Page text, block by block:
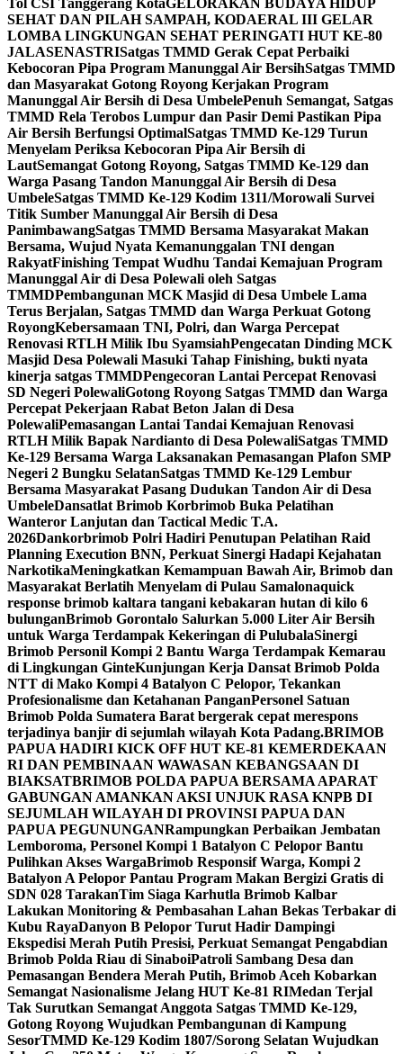
Tol CSI Tanggerang KotaGELORAKAN BUDAYA HIDUP
SEHAT DAN PILAH SAMPAH, KODAERAL III GELAR
LOMBA LINGKUNGAN SEHAT PERINGATI HUT KE-80
JALASENASTRISatgas TMMD Gerak Cepat Perbaiki
Kebocoran Pipa Program Manunggal Air BersihSatgas TMMD
dan Masyarakat Gotong Royong Kerjakan Program
Manunggal Air Bersih di Desa UmbelePenuh Semangat, Satgas
TMMD Rela Terobos Lumpur dan Pasir Demi Pastikan Pipa
Air Bersih Berfungsi OptimalSatgas TMMD Ke-129 Turun
Menyelam Periksa Kebocoran Pipa Air Bersih di
LautSemangat Gotong Royong, Satgas TMMD Ke-129 dan
Warga Pasang Tandon Manunggal Air Bersih di Desa
UmbeleSatgas TMMD Ke-129 Kodim 1311/Morowali Survei
Titik Sumber Manunggal Air Bersih di Desa
PanimbawangSatgas TMMD Bersama Masyarakat Makan
Bersama, Wujud Nyata Kemanunggalan TNI dengan
RakyatFinishing Tempat Wudhu Tandai Kemajuan Program
Manunggal Air di Desa Polewali oleh Satgas
TMMDPembangunan MCK Masjid di Desa Umbele Lama
Terus Berjalan, Satgas TMMD dan Warga Perkuat Gotong
RoyongKebersamaan TNI, Polri, dan Warga Percepat
Renovasi RTLH Milik Ibu SyamsiahPengecatan Dinding MCK
Masjid Desa Polewali Masuki Tahap Finishing, bukti nyata
kinerja satgas TMMDPengecoran Lantai Percepat Renovasi
SD Negeri PolewaliGotong Royong Satgas TMMD dan Warga
Percepat Pekerjaan Rabat Beton Jalan di Desa
PolewaliPemasangan Lantai Tandai Kemajuan Renovasi
RTLH Milik Bapak Nardianto di Desa PolewaliSatgas TMMD
Ke-129 Bersama Warga Laksanakan Pemasangan Plafon SMP
Negeri 2 Bungku SelatanSatgas TMMD Ke-129 Lembur
Bersama Masyarakat Pasang Dudukan Tandon Air di Desa
UmbeleDansatlat Brimob Korbrimob Buka Pelatihan
Wanteror Lanjutan dan Tactical Medic T.A.
2026Dankorbrimob Polri Hadiri Penutupan Pelatihan Raid
Planning Execution BNN, Perkuat Sinergi Hadapi Kejahatan
NarkotikaMeningkatkan Kemampuan Bawah Air, Brimob dan
Masyarakat Berlatih Menyelam di Pulau Samalonaquick
response brimob kaltara tangani kebakaran hutan di kilo 6
bulunganBrimob Gorontalo Salurkan 5.000 Liter Air Bersih
untuk Warga Terdampak Kekeringan di PulubalaSinergi
Brimob Personil Kompi 2 Bantu Warga Terdampak Kemarau
di Lingkungan GinteKunjungan Kerja Dansat Brimob Polda
NTT di Mako Kompi 4 Batalyon C Pelopor, Tekankan
Profesionalisme dan Ketahanan PanganPersonel Satuan
Brimob Polda Sumatera Barat bergerak cepat merespons
terjadinya banjir di sejumlah wilayah Kota Padang.BRIMOB
PAPUA HADIRI KICK OFF HUT KE-81 KEMERDEKAAN
RI DAN PEMBINAAN WAWASAN KEBANGSAAN DI
BIAKSATBRIMOB POLDA PAPUA BERSAMA APARAT
GABUNGAN AMANKAN AKSI UNJUK RASA KNPB DI
SEJUMLAH WILAYAH DI PROVINSI PAPUA DAN
PAPUA PEGUNUNGANRampungkan Perbaikan Jembatan
Lemboroma, Personel Kompi 1 Batalyon C Pelopor Bantu
Pulihkan Akses WargaBrimob Responsif Warga, Kompi 2
Batalyon A Pelopor Pantau Program Makan Bergizi Gratis di
SDN 028 TarakanTim Siaga Karhutla Brimob Kalbar
Lakukan Monitoring & Pembasahan Lahan Bekas Terbakar di
Kubu RayaDanyon B Pelopor Turut Hadir Dampingi
Ekspedisi Merah Putih Presisi, Perkuat Semangat Pengabdian
Brimob Polda Riau di SinaboiPatroli Sambang Desa dan
Pemasangan Bendera Merah Putih, Brimob Aceh Kobarkan
Semangat Nasionalisme Jelang HUT Ke-81 RIMedan Terjal
Tak Surutkan Semangat Anggota Satgas TMMD Ke-129,
Gotong Royong Wujudkan Pembangunan di Kampung
SesorTMMD Ke-129 Kodim 1807/Sorong Selatan Wujudkan